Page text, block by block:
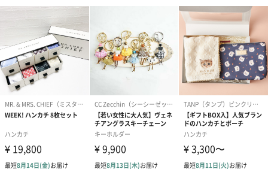
（2,580円）
ぬいぐるみ
愛らしいぬいぐるみを同梱してお届けします。
誕生日・記念日・出産祝いなどのシーンにおすすめです。